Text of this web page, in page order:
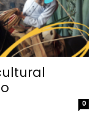
0